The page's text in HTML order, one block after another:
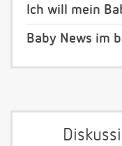
Ich will mein
Baby News im